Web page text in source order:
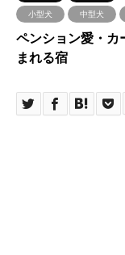
小型犬 中型犬
ペンション愛・カ
まれる宿